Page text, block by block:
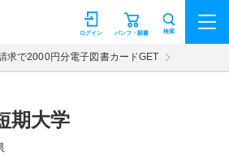
ン パンフ・願書
ログイン 検索
求で2000円分電子図書カードGET
期大学